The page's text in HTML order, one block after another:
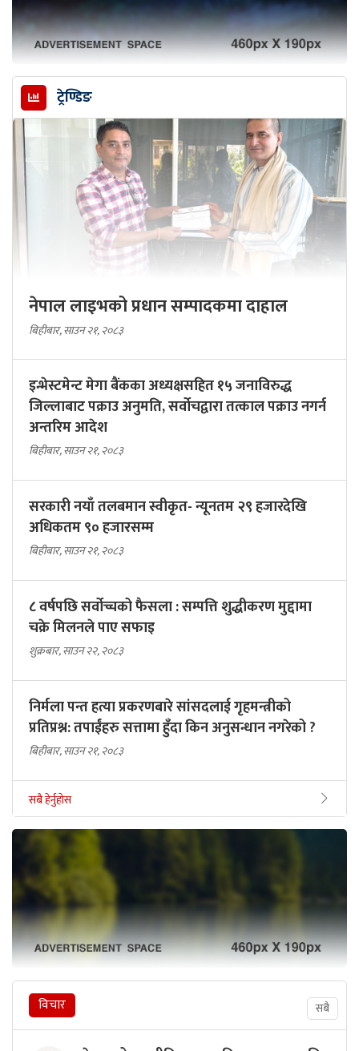
ट्रेण्डिङ
नेपाल लाइभको प्रधान सम्पादकमा दाहाल
बिहीबार, साउन २१, २०८३
इन्भेस्टमेन्ट मेगा बैंकका अध्यक्षसहित १५ जनाविरुद्ध
जिल्लाबाट पक्राउ अनुमति, सर्वोचद्वारा तत्काल पक्राउ नगर्न
अन्तरिम आदेश
बिहीबार, साउन २१, २०८३
सरकारी नयाँ तलबमान स्वीकृत- न्यूनतम २९ हजारदेखि
अधिकतम ९० हजारसम्म
बिहीबार, साउन २१, २०८३
८ वर्षपछि सर्वोच्चको फैसला : सम्पत्ति शुद्धीकरण मुद्दामा
चक्रे मिलनले पाए सफाइ
शुक्रबार, साउन २२, २०८३
निर्मला पन्त हत्या प्रकरणबारे सांसदलाई गृहमन्त्रीको
प्रतिप्रश्न: तपाईंहरु सत्तामा हुँदा किन अनुसन्धान नगरेको ?
बिहीबार, साउन २१, २०८३
सबै हेर्नुहोस
विचार सबै